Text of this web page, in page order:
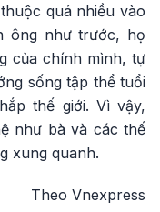
quá nhiều vào
ông như trước, họ
của chính mình, tự
sống tập thể tuổi
thế giới. Vì vậy,
như bà và các thế
xung quanh.
Theo Vnexpress